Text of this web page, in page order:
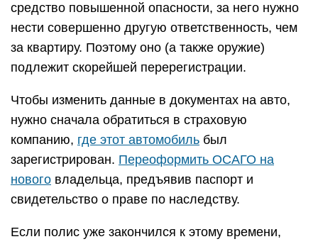
средство повышенной опасности, за него нужно
нести совершенно другую ответственность, чем
за квартиру. Поэтому оно (а также оружие)
подлежит скорейшей перерегистрации.
Чтобы изменить данные в документах на авто,
нужно сначала обратиться в страховую
компанию, где этот автомобиль был
зарегистрирован. Переоформить ОСАГО на
нового владельца, предъявив паспорт и
свидетельство о праве по наследству.
Если полис уже закончился к этому времени,